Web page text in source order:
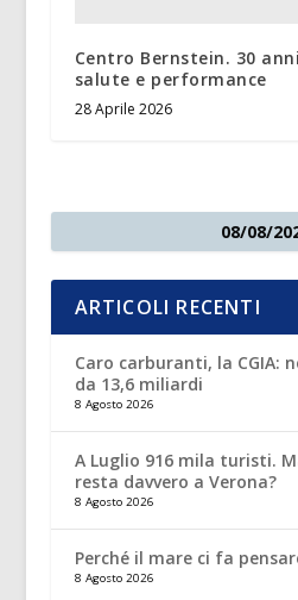
Centro Bernstein. 30
salute e performance
28 Aprile 2026
08/08/
ARTICOLI RECENTI
Caro carburanti, la CGIA:
da 13,6 miliardi
8 Agosto 2026
A Luglio 916 mila turisti.
resta davvero a Verona?
8 Agosto 2026
Perché il mare ci fa
8 Agosto 2026